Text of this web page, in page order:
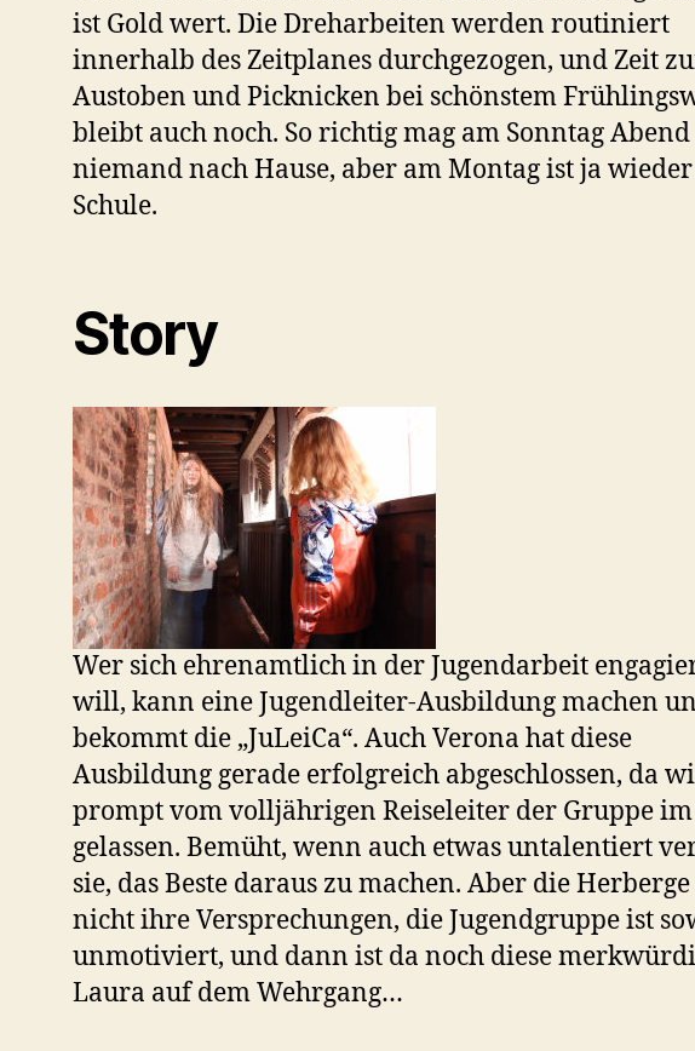
ist Gold wert. Die Dreharbeiten werden routiniert
innerhalb des Zeitplanes durchgezogen, und Zeit
Austoben und Picknicken bei schönstem
bleibt auch noch. So richtig mag am Sonntag Abend
niemand nach Hause, aber am Montag ist ja wieder
Schule.
Story
Wer sich ehrenamtlich in der Jugendarbeit
will, kann eine Jugendleiter-Ausbildung machen
bekommt die „JuLeiCa“. Auch Verona hat diese
Ausbildung gerade erfolgreich abgeschlossen, da
prompt vom volljährigen Reiseleiter der Gruppe im
gelassen. Bemüht, wenn auch etwas untalentiert
sie, das Beste daraus zu machen. Aber die
nicht ihre Versprechungen, die Jugendgruppe ist
unmotiviert, und dann ist da noch diese
Laura auf dem Wehrgang…